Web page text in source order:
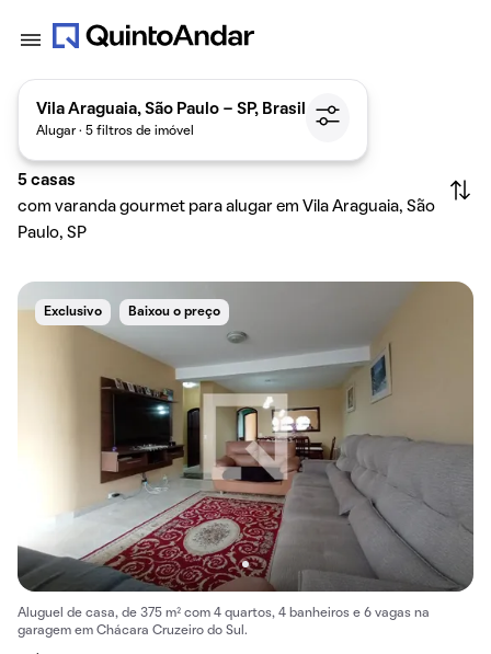
Vila Araguaia, São Paulo - SP, Brasil
Alugar · 5 filtros de imóvel
5 casas
com varanda gourmet para alugar em Vila Araguaia, São
Paulo, SP
Exclusivo Baixou o preço
Aluguel de casa, de 375 m² com 4 quartos, 4 banheiros e 6 vagas na
garagem em Chácara Cruzeiro do Sul.